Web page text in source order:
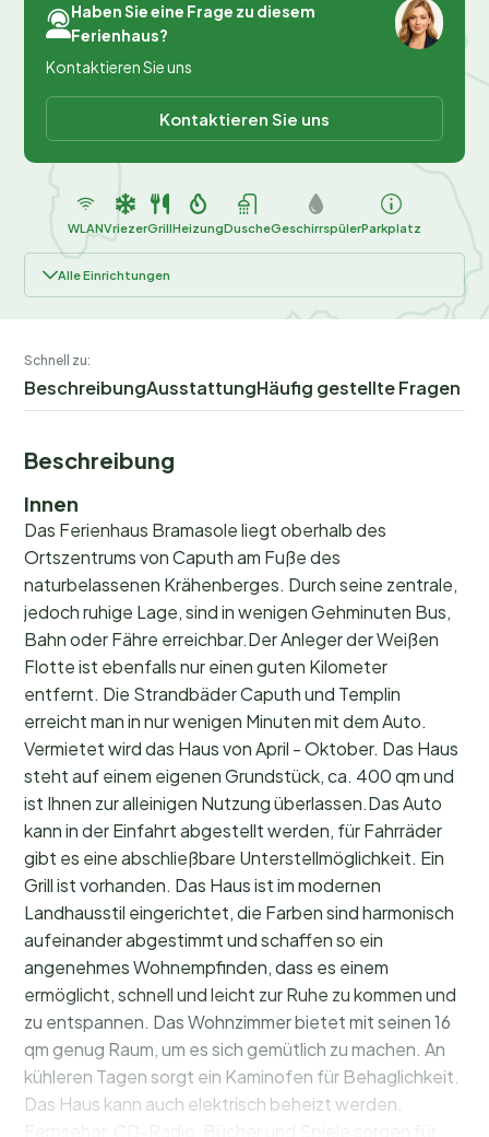
Haben Sie eine Frage zu diesem
Ferienhaus?
Kontaktieren Sie uns
Kontaktieren Sie uns
WLANVriezerGrillHeizungDuscheGeschirrspülerParkplatz
Alle Einrichtungen
Schnell zu:
BeschreibungAusstattungHäufig gestellte Fragen
Beschreibung
Innen
Das Ferienhaus Bramasole liegt oberhalb des
Ortszentrums von Caputh am Fuße des
naturbelassenen Krähenberges. Durch seine zentrale,
jedoch ruhige Lage, sind in wenigen Gehminuten Bus,
Bahn oder Fähre erreichbar.Der Anleger der Weißen
Flotte ist ebenfalls nur einen guten Kilometer
entfernt. Die Strandbäder Caputh und Templin
erreicht man in nur wenigen Minuten mit dem Auto.
Vermietet wird das Haus von April - Oktober. Das Haus
steht auf einem eigenen Grundstück, ca. 400 qm und
ist Ihnen zur alleinigen Nutzung überlassen.Das Auto
kann in der Einfahrt abgestellt werden, für Fahrräder
gibt es eine abschließbare Unterstellmöglichkeit. Ein
Grill ist vorhanden. Das Haus ist im modernen
Landhausstil eingerichtet, die Farben sind harmonisch
aufeinander abgestimmt und schaffen so ein
angenehmes Wohnempfinden, dass es einem
ermöglicht, schnell und leicht zur Ruhe zu kommen und
zu entspannen. Das Wohnzimmer bietet mit seinen 16
qm genug Raum, um es sich gemütlich zu machen. An
kühleren Tagen sorgt ein Kaminofen für Behaglichkeit.
Das Haus kann auch elektrisch beheizt werden.